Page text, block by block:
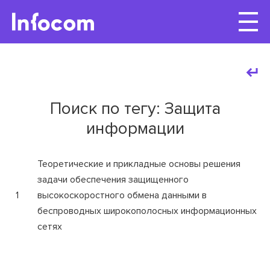
Поиск по тегу: Защита
информации
1
Теоретические и прикладные основы решения
задачи обеспечения защищенного
высокоскоростного обмена данными в
беспроводных широкополосных информационных
сетях